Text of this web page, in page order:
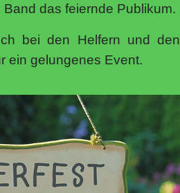
das feiernde Publikum.
bei den Helfern und den
ein gelungenes Event.